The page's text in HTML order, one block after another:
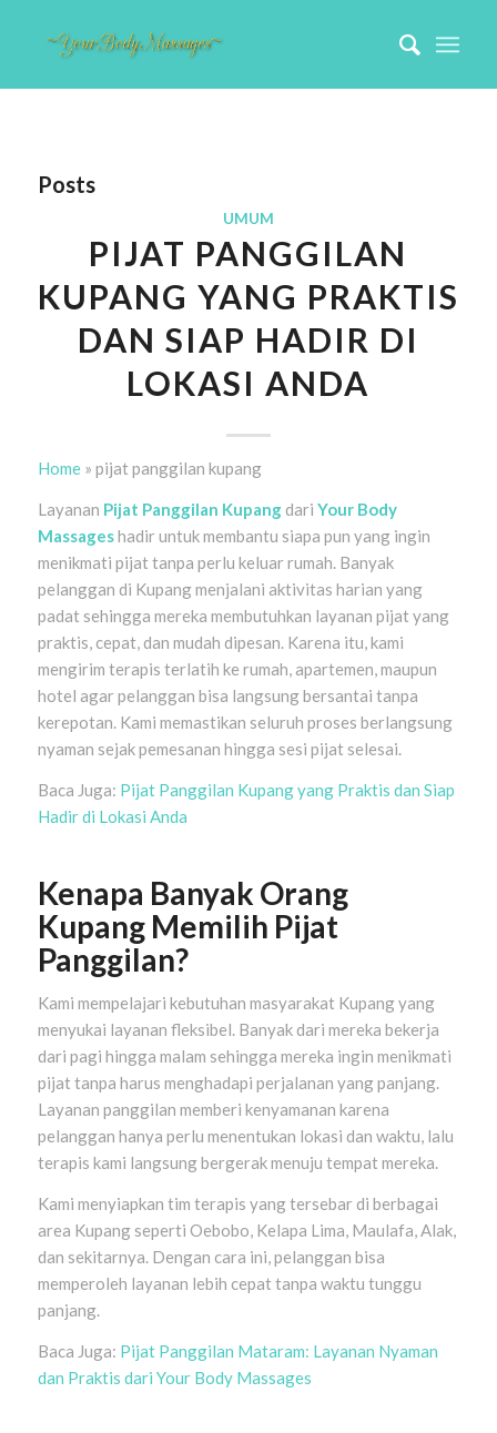
Posts
UMUM
PIJAT PANGGILAN
KUPANG YANG PRAKTIS
DAN SIAP HADIR DI
LOKASI ANDA
Home» pijat panggilan kupang
Layanan Pijat Panggilan Kupangdari Your Body
Massageshadir untuk membantu siapa pun yang ingin
menikmati pijat tanpa perlu keluar rumah. Banyak
pelanggan di Kupang menjalani aktivitas harian yang
padat sehingga mereka membutuhkan layanan pijat yang
praktis, cepat, dan mudah dipesan. Karena itu, kami
mengirim terapis terlatih ke rumah, apartemen, maupun
hotel agar pelanggan bisa langsung bersantai tanpa
kerepotan. Kami memastikan seluruh proses berlangsung
nyaman sejak pemesanan hingga sesi pijat selesai.
Baca Juga: Pijat Panggilan Kupang yang Praktis dan Siap
Hadir di Lokasi Anda
Kenapa Banyak Orang
Kupang Memilih Pijat
Panggilan?
Kami mempelajari kebutuhan masyarakat Kupang yang
menyukai layanan fleksibel. Banyak dari mereka bekerja
dari pagi hingga malam sehingga mereka ingin menikmati
pijat tanpa harus menghadapi perjalanan yang panjang.
Layanan panggilan memberi kenyamanan karena
pelanggan hanya perlu menentukan lokasi dan waktu, lalu
terapis kami langsung bergerak menuju tempat mereka.
Kami menyiapkan tim terapis yang tersebar di berbagai
area Kupang seperti Oebobo, Kelapa Lima, Maulafa, Alak,
dan sekitarnya. Dengan cara ini, pelanggan bisa
memperoleh layanan lebih cepat tanpa waktu tunggu
panjang.
Baca Juga: Pijat Panggilan Mataram: Layanan Nyaman
dan Praktis dari Your Body Massages